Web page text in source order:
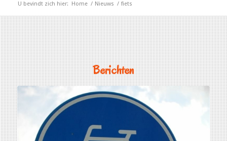
U bevindt zich hier: Home / Nieuws / fiets
Berichten